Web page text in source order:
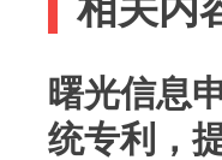
相关内
曙光信息
统专利，